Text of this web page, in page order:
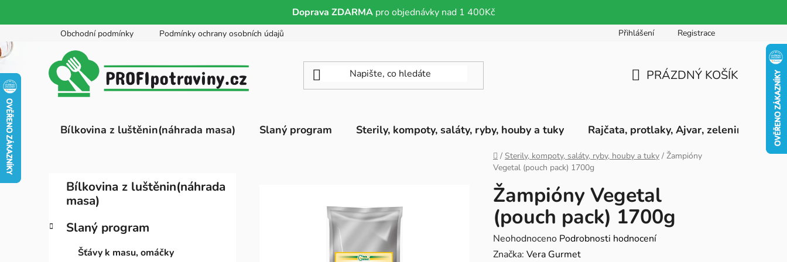
Doprava ZDARMA pro objednávky nad 1 400Kč
na
obsah
Obchodní podmínky Podmínky ochrany osobních údajů Přihlášení Registrace
PRÁZDNÝ KOŠÍK
Bílkovina z luštěnin(náhrada masa) Slaný program Sterily, kompoty, saláty, ryby, houby a tuky Rajčata, protlaky, Ajvar, zeleninová pyré
Domů
/ Sterily, kompoty, saláty, ryby, houby a tuky / Žampióny
Vegetal (pouch pack) 1700g
t
Přeskočit
kategorie
g
Bílkovina z luštěnin(náhrada
masa)
Slaný program
Šťávy k masu, omáčky
Žampióny Vegetal
(pouch pack) 1700g
Průměrné
hodnocení
Neohodnoceno Podrobnosti hodnocení
Značka: Vera Gurmet